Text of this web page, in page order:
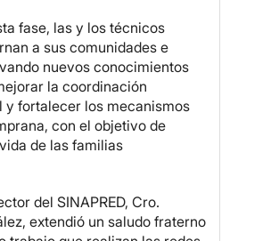
fase, las y los técnicos
a sus comunidades e
nuevos conocimientos
la coordinación
y fortalecer los mecanismos
con el objetivo de
de las familias
del SINAPRED, Cro.
extendió un saludo fraterno